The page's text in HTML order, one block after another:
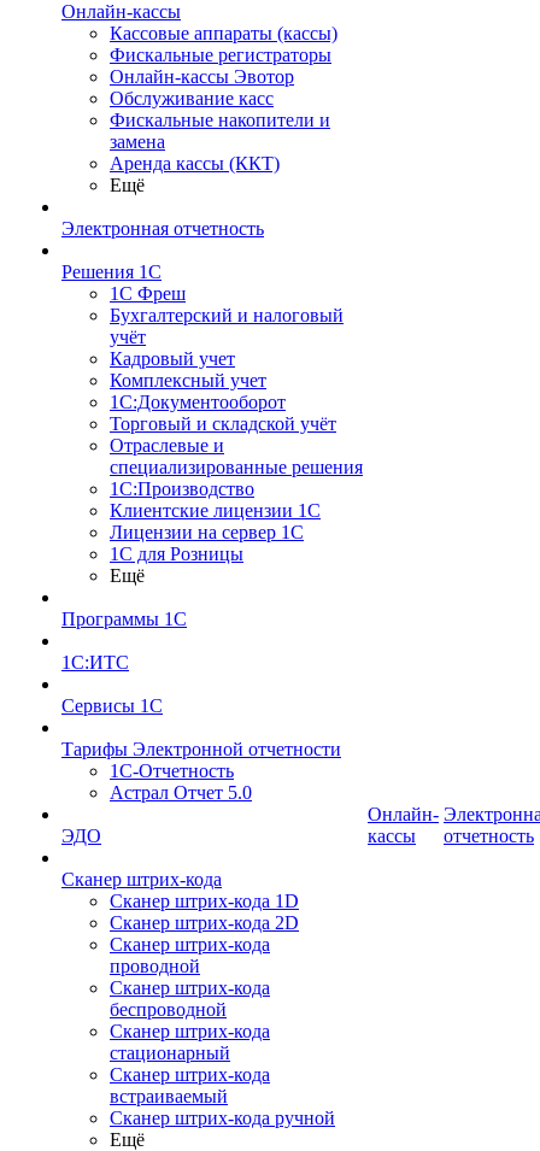
Онлайн-кассы
Кассовые аппараты (кассы)
Фискальные регистраторы
Онлайн-кассы Эвотор
Обслуживание касс
Фискальные накопители и
замена
Аренда кассы (ККТ)
Ещё
Электронная отчетность
Решения 1С
1С Фреш
Бухгалтерский и налоговый
учёт
Кадровый учет
Комплексный учет
1С:Документооборот
Торговый и складской учёт
Отраслевые и
специализированные решения
1С:Производство
Клиентские лицензии 1С
Лицензии на сервер 1С
1С для Розницы
Ещё
Программы 1С
1С:ИТС
Сервисы 1С
Тарифы Электронной отчетности
1С-Отчетность
Астрал Отчет 5.0
ЭДО
Сканер штрих-кода
Сканер штрих-кода 1D
Сканер штрих-кода 2D
Сканер штрих-кода
проводной
Сканер штрих-кода
беспроводной
Сканер штрих-кода
стационарный
Сканер штрих-кода
встраиваемый
Сканер штрих-кода ручной
Ещё
Онлайн-
кассы
отчетность